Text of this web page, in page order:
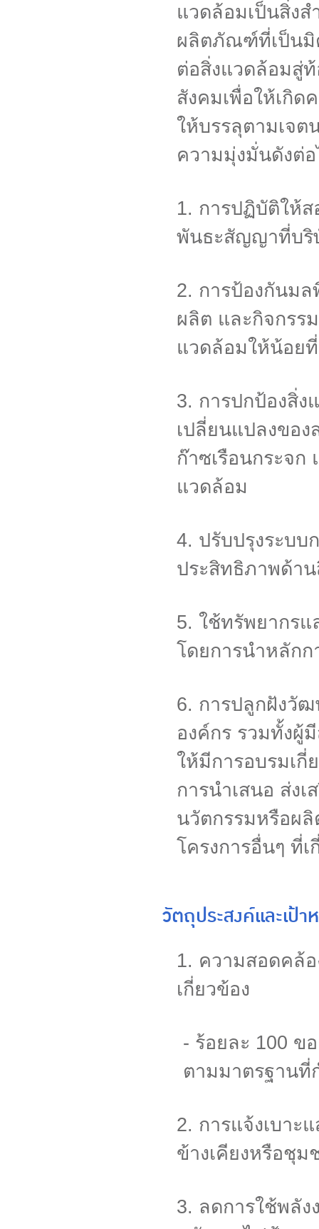
แวดล้อมเป็
ผลิตภัณฑ์ที่เป็นมิ
ต่อสิ่งแวดล้อมสู่
สังคมเพื่อให้เกิ
ให้บรรลุตามเจ
ความมุ่งมั่นดังต่
1. การปฏิบัติให้
พันธะสัญญาที่บริ
2. การป้องกันมล
ผลิต และกิจกรร
แวดล้อมให้น้อย
3. การปกป้องสิ่ง
เปลี่ยนแปลงขอ
ก๊าซเรือนกระจ
แวดล้อม
4. ปรับปรุงระบบ
ประสิทธิภาพด้า
5. ใช้ทรัพยากรแ
โดยการนำหลักก
6. การปลูกฝังวั
องค์กร รวมทั้งผู้
ให้มีการอบรมเกี่
การนำเสนอ ส่ง
นวัตกรรมหรือผ
โครงการอื่นๆ ที่เ
วัตถุประสงค์และเป้
1. ความสอดคล้
เกี่ยวข้อง
- ร้อยละ 100 ข
ตามมาตรฐานที่
2. การแจ้งเบาะ
ข้างเคียงห
3. ลดการใช้พลัง